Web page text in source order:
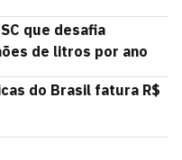
que desafia
de litros por ano
do Brasil fatura R$